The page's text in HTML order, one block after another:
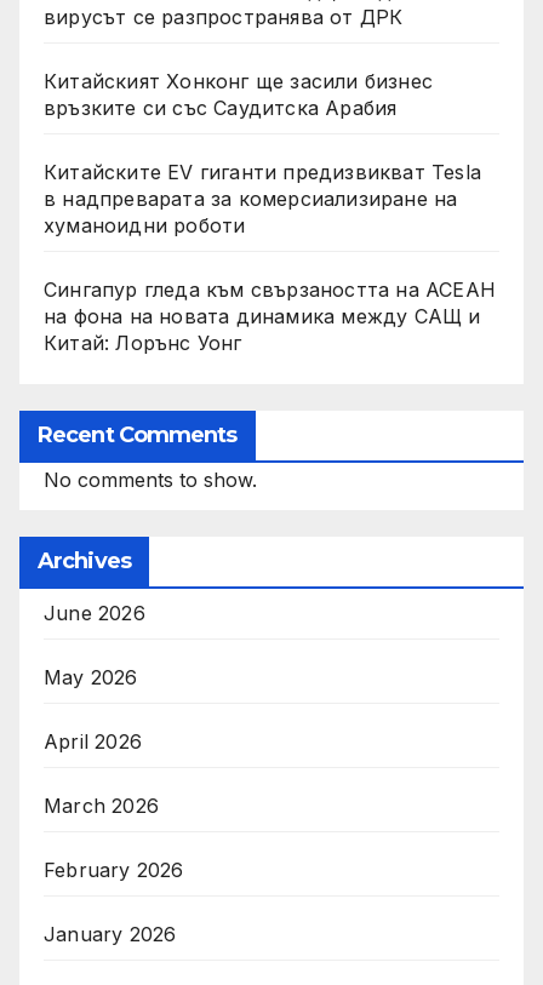
вирусът се разпространява от ДРК
Китайският Хонконг ще засили бизнес
връзките си със Саудитска Арабия
Китайските EV гиганти предизвикват Tesla
в надпреварата за комерсиализиране на
хуманоидни роботи
Сингапур гледа към свързаността на АСЕАН
на фона на новата динамика между САЩ и
Китай: Лорънс Уонг
Recent Comments
No comments to show.
Archives
June 2026
May 2026
April 2026
March 2026
February 2026
January 2026